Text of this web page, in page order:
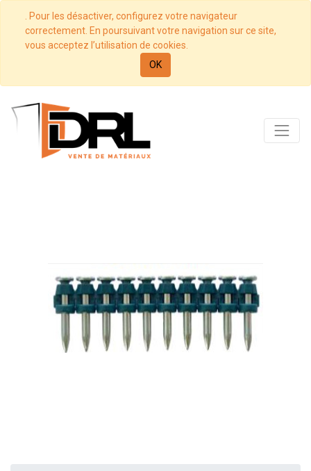
. Pour les désactiver, configurez votre navigateur
correctement. En poursuivant votre navigation sur ce site,
vous acceptez l’utilisation de cookies.
OK